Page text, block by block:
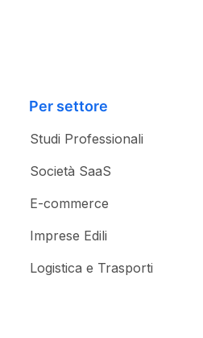
Per settore
Studi Professionali
Società SaaS
E-commerce
Imprese Edili
Logistica e Trasporti